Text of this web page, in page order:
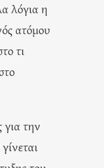
λόγια η
ατόμου
τι
την